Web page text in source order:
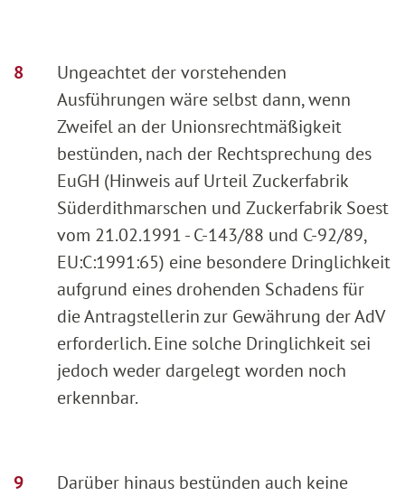
Ungeachtet der vorstehenden
Ausführungen wäre selbst dann, wenn
Zweifel an der Unionsrechtmäßigkeit
bestünden, nach der Rechtsprechung des
EuGH (Hinweis auf Urteil Zuckerfabrik
Süderdithmarschen und Zuckerfabrik Soest
vom 21.02.1991 - C-143/88 und C-92/89,
EU:C:1991:65) eine besondere Dringlichkeit
aufgrund eines drohenden Schadens für
die Antragstellerin zur Gewährung der AdV
erforderlich. Eine solche Dringlichkeit sei
jedoch weder dargelegt worden noch
erkennbar.
Darüber hinaus bestünden auch keine